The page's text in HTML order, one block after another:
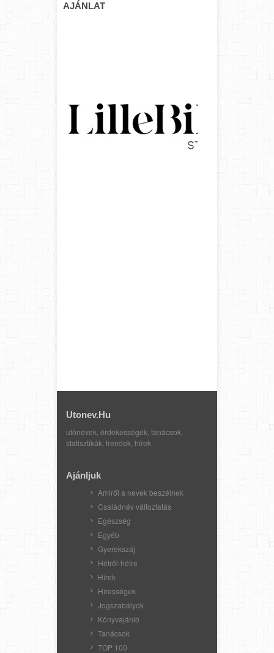
AJÁNLAT
Utonev.hu
utónevek, érdekességek, tanácsok,
statisztikák, trendek, hírek
Ajánljuk
Amiről a nevek beszélnek
Családnév változtatás
Egészség
Egyéb
Gyerekszáj
Hétről-hétre
Hírek
Hírességek
Jogszabályok
Könyvajánló
Tanácsok
TOP 100